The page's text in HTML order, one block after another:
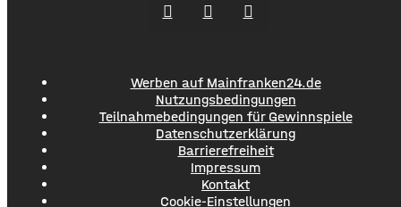
Werben auf Mainfranken24.de
Nutzungsbedingungen
Teilnahmebedingungen für Gewinnspiele
Datenschutzerklärung
Barrierefreiheit
Impressum
Kontakt
Cookie-Einstellungen